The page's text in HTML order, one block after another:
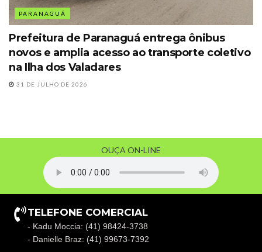
PARANAGUÁ
Prefeitura de Paranaguá entrega ônibus
novos e amplia acesso ao transporte coletivo
na Ilha dos Valadares
31 DE JULHO DE 2026
OUÇA ON-LINE
TELEFONE COMERCIAL
- Kadu Moccia: (41) 98424-3738
- Danielle Braz: (41) 99673-7392